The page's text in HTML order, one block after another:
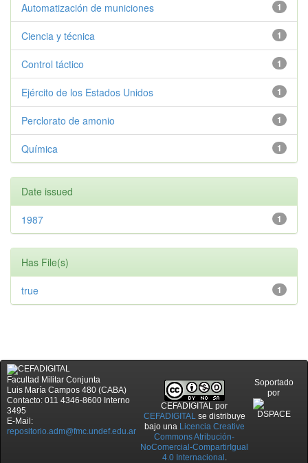
1
Automatización de municiones
1
Ciencia y técnica
1
Control táctico
1
Ejército de los Estados Unidos
1
Perclorato de amonio
1
Química
Date issued
1
1987
Has File(s)
1
true
Facultad Militar Conjunta
Luis María Campos 480 (CABA)
Contacto: 011 4346-8600 Interno
3495
E-Mail:
repositorio.adm@fmc.undef.edu.ar
CEFADIGITAL por
CEFADIGITALse distribuye
bajo una Licencia Creative
Commons Atribución-
NoComercial-CompartirIgual
4.0 Internacional .
Soportado
por